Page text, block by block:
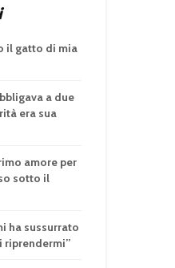
il gatto di mia
a due
era sua
amore per
sotto il
ha sussurrato
riprendermi”